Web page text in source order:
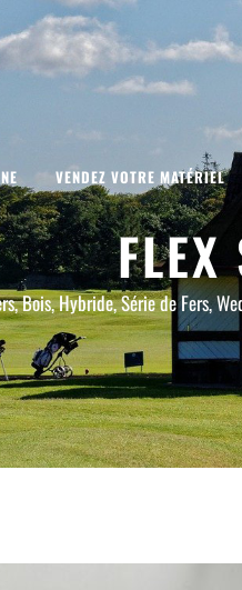
VENDEZ VOTRE MATÉRIEL
Bois, Hybride, Série de Fers,